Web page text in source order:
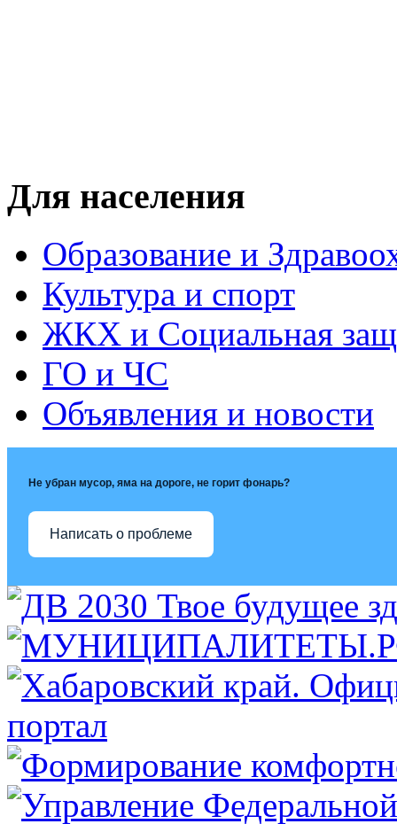
Для населения
Образование и
Культура и спорт
ЖКХ и Социальная
ГО и ЧС
Объявления и новости
Не убран мусор, яма на дороге, не горит фонарь?
Написать о проблеме